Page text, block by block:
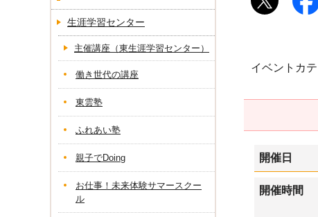
イベントカテ
開催日
開催時間
生涯学習センター
主催講座（東生涯学習センター）
働き世代の講座
東雲塾
ふれあい塾
親子でDoing
お仕事！未来体験サマースクー
ル